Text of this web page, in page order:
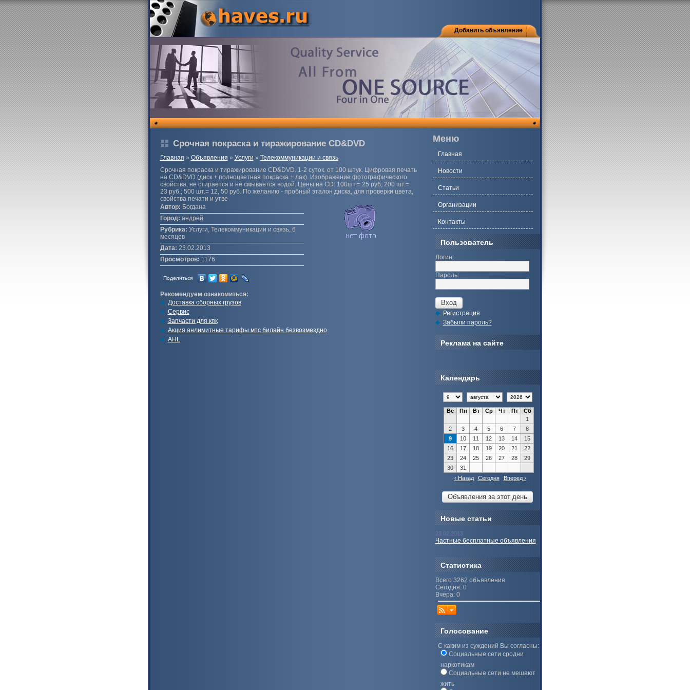
Добавить объявление
Срочная покраска и тиражирование CD&DVD
Главная » Объявления » Услуги » Телекоммуникации и связь
Срочная покраска и тиражирование CD&DVD. 1-2 суток. от 100 штук. Цифровая печать
на CD&DVD (диск + полноцветная покраска + лак). Изображение фотографического
свойства, не стирается и не смывается водой. Цены на CD: 100шт.= 25 руб; 200 шт.=
23 руб.; 500 шт.= 12, 50 руб. По желанию - пробный эталон диска, для проверки цвета,
свойства печати и утве
Автор: Богдана
Город: андрей
Рубрика: Услуги, Телекоммуникации и связь, 6
месяцев
Дата: 23.02.2013
Просмотров: 1176
Поделиться
Рекомендуем ознакомиться:
Доставка сборных грузов
Сервис
Запчасти для кпк
Акция анлимитные тарифы мтс билайн безвозмездно
AHL
Меню
Главная
Новости
Статьи
Организации
Контакты
Пользователь
Логин:
Пароль:
Регистрация
Забыли пароль?
Реклама на сайте
Календарь
Вс Пн Вт Ср Чт Пт
Сб
1
2
3 4 5 6 7
8
9
10 11 12 13 14
15
16
17 18 19 20 21
22
23
24 25 26 27 28
29
30
31
‹ Назад
Сегодня Вперед ›
Новые статьи
28.02.2013
Частные бесплатные объявления
Статистика
Всего 3262 объявления
Сегодня: 0
Вчера: 0
Голосование
С каким из суждений Вы согласны:
Социальные сети сродни
наркотикам
Социальные сети не мешают
жить